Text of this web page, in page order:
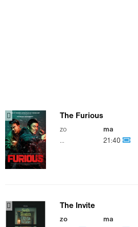
The Furious
zo
...
ma
21:40
The Invite
zo
ma